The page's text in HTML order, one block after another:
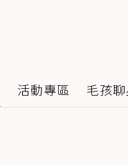
活動專區 毛孩